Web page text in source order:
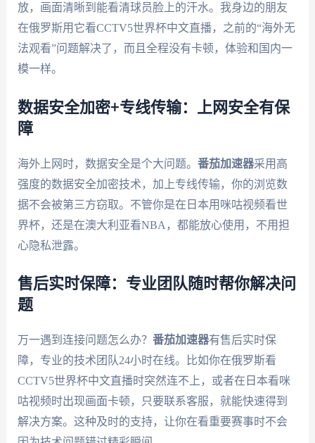
放，画面清晰到能看清球员脸上的汗水。我身边的朋友
在俄罗斯用它看CCTV5世界杯中文直播，之前的“海外无
法观看”问题解决了，而且全程没有卡顿，体验和国内一
模一样。
数据安全加密+专线传输：上网安全有保
障
海外上网时，数据安全是个大问题。 番茄加速器采用高
强度的数据安全加密技术，加上专线传输，你的浏览数
据不会被第三方窃取。不管你是在日本用咪咕视频看世
界杯，还是在澳大利亚看NBA，都能放心使用，不用担
心隐私泄露。
售后实时保障：专业团队随时帮你解决问
题
万一遇到连接问题怎么办？ 番茄加速器有售后实时保
障，专业的技术团队24小时在线。比如你在俄罗斯看
CCTV5世界杯中文直播时突然连不上，或者在日本看咪
咕视频时出现画面卡顿，只要联系客服，就能快速得到
解决方案。这种及时的支持，让你在看重要赛事时不会